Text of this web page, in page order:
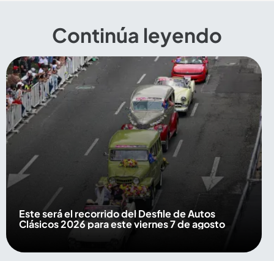
Continúa leyendo
Este será el recorrido del Desfile de Autos
Clásicos 2026 para este viernes 7 de agosto